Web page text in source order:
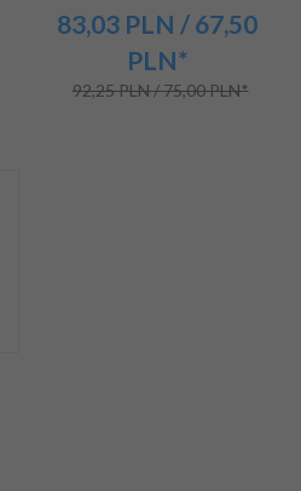
83,03 PLN / 67,50
PLN*
92,25 PLN / 75,00 PLN*